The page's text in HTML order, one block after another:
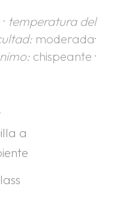
temperatura del
moderada·
chispeante ·
a